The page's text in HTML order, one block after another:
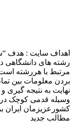
اهداف سایت : هدف
رشته های دانشگاهی
مرتبط با هررشته
بردن معلومات بین
نهایت به نتیجه گیری
وسیله قدمی کوچک
کشورعزیزمان ایران
مطالب جدید